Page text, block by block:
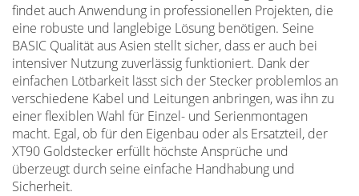
findet auch Anwendung in professionellen Projekten, die
eine robuste und langlebige Lösung benötigen. Seine
BASIC Qualität aus Asien stellt sicher, dass er auch bei
intensiver Nutzung zuverlässig funktioniert. Dank der
einfachen Lötbarkeit lässt sich der Stecker problemlos an
verschiedene Kabel und Leitungen anbringen, was ihn zu
einer flexiblen Wahl für Einzel- und Serienmontagen
macht. Egal, ob für den Eigenbau oder als Ersatzteil, der
XT90 Goldstecker erfüllt höchste Ansprüche und
überzeugt durch seine einfache Handhabung und
Sicherheit.